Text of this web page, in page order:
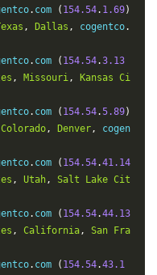
. com ( 154.54. 1.69)
, Dallas , cogentco.
. com ( 154.54.3.13
, Missouri, Kansas Ci
. com ( 154.54.5.89)
Colorado, Denver,
cogen
. com ( 154.54.41.14
, Utah, Salt Lake Cit
. com ( 154.54.44.13
, California, San
Fra
. com ( 154.54.43.1